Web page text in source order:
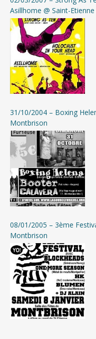
Asillhome @ Saint-
31/10/2004 – Boxing
Montbrison
08/01/2005 – 3ème
Montbrison